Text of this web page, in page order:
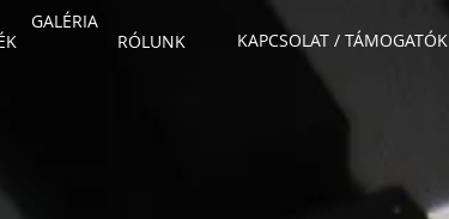
GALÉRIA
RÓLUNK
KAPCSOLAT / TÁMOGATÓK